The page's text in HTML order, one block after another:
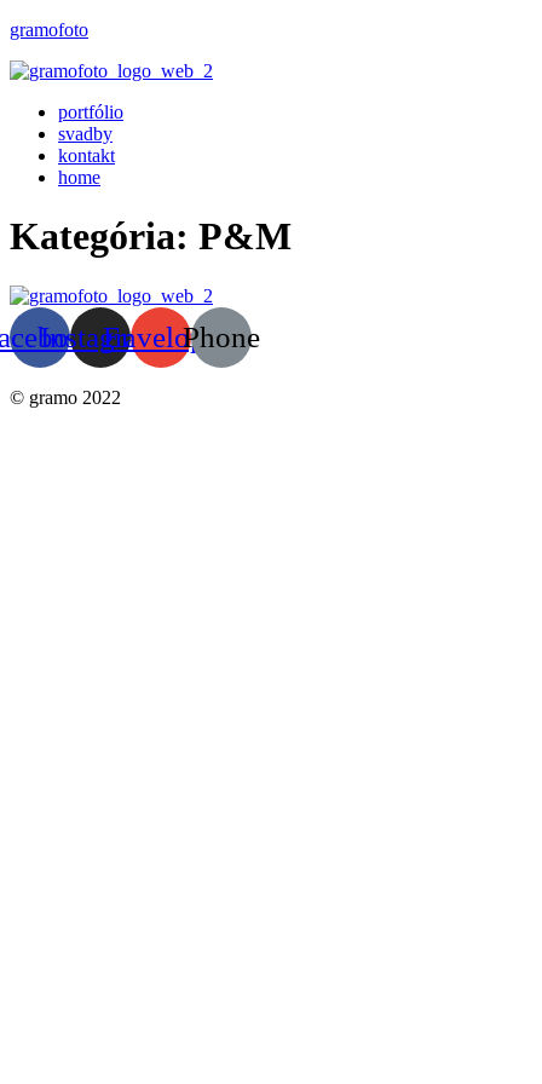
gramofoto
portfólio
svadby
kontakt
home
Kategória: P&M
InstagramEnvelopePhone
© gramo 2022